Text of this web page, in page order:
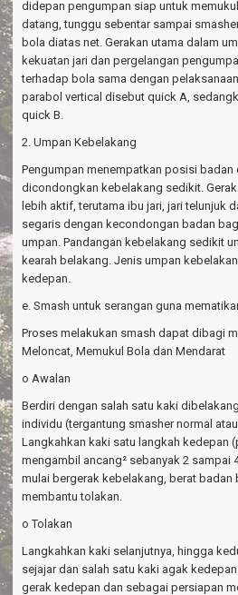
didepan pengumpan siap untuk
datang, tunggu sebentar sampai
bola diatas net. Gerakan utama dalam
kekuatan jari dan pergelangan
terhadap bola sama dengan
parabol vertical disebut quick A,
quick B.
2. Umpan Kebelakang
Pengumpan menempatkan posisi
dicondongkan kebelakang sedikit.
lebih aktif, terutama ibu jari, jari telunjuk
segaris dengan kecondongan badan
umpan. Pandangan kebelakang sedikit
kearah belakang. Jenis umpan
kedepan.
e. Smash untuk serangan guna
Proses melakukan smash dapat dibagi
Meloncat, Memukul Bola dan Mendarat
o Awalan
Berdiri dengan salah satu kaki
individu (tergantung smasher normal
Langkahkan kaki satu langkah kedepan
mengambil ancang² sebanyak 2 sampai
mulai bergerak kebelakang, berat badan
membantu tolakan.
o Tolakan
Langkahkan kaki selanjutnya, hingga
sejajar dan salah satu kaki agak
gerak kedepan dan sebagai persiapan